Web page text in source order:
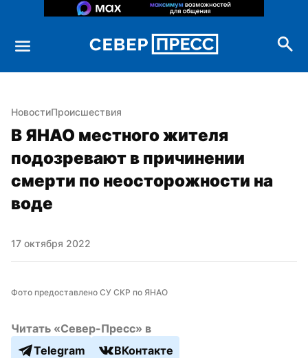
НовостиПроисшествия
В ЯНАО местного жителя
подозревают в причинении
смерти по неосторожности на
воде
17 октября 2022
Читать «Север-Пресс» в
Telegram
ВКонтакте